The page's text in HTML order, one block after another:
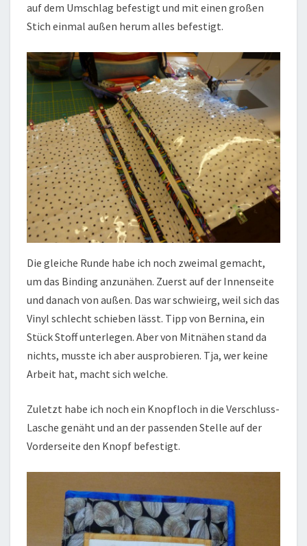
auf dem Umschlag befestigt und mit einen großen
Stich einmal außen herum alles befestigt.
Die gleiche Runde habe ich noch zweimal gemacht,
um das Binding anzunähen. Zuerst auf der Innenseite
und danach von außen. Das war schwieirg, weil sich das
Vinyl schlecht schieben lässt. Tipp von Bernina, ein
Stück Stoff unterlegen. Aber von Mitnähen stand da
nichts, musste ich aber ausprobieren. Tja, wer keine
Arbeit hat, macht sich welche.
Zuletzt habe ich noch ein Knopfloch in die Verschluss-
Lasche genäht und an der passenden Stelle auf der
Vorderseite den Knopf befestigt.